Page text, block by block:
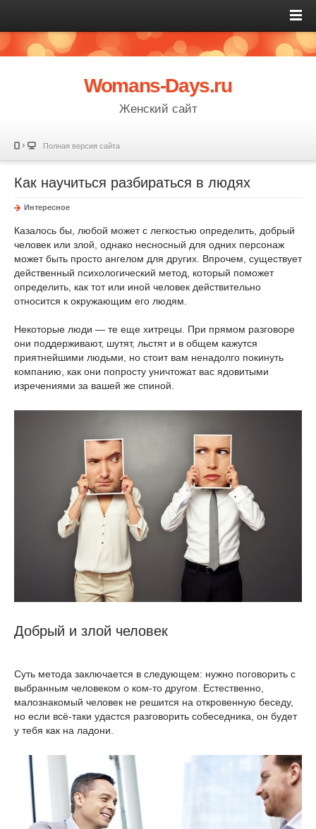
Womans-Days.ru
Женский сайт
Полная версия сайта
Как научиться разбираться в людях
Интересное
Казалось бы, любой может с легкостью определить, добрый
человек или злой, однако несносный для одних персонаж
может быть просто ангелом для других. Впрочем, существует
действенный психологический метод, который поможет
определить, как тот или иной человек действительно
относится к окружающим его людям.
Некоторые люди — те еще хитрецы. При прямом разговоре
они поддерживают, шутят, льстят и в общем кажутся
приятнейшими людьми, но стоит вам ненадолго покинуть
компанию, как они попросту уничтожат вас ядовитыми
изречениями за вашей же спиной.
Добрый и злой человек
Суть метода заключается в следующем: нужно поговорить с
выбранным человеком о ком-то другом. Естественно,
малознакомый человек не решится на откровенную беседу,
но если всё-таки удастся разговорить собеседника, он будет
у тебя как на ладони.